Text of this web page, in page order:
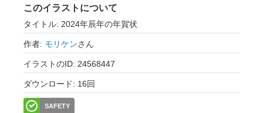
このイラストについて
タイトル: 2024年辰年の年賀状
作者: モリケンさん
イラストのID: 24568447
ダウンロード: 16回
SAFETY